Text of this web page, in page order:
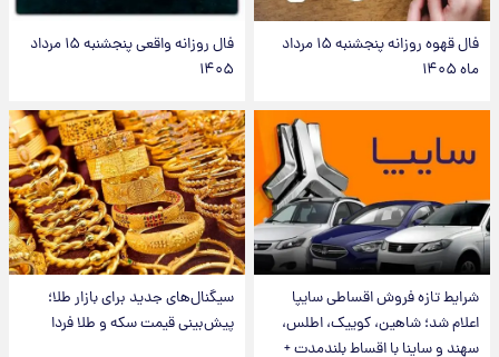
فال قهوه روزانه پنجشنبه ۱۵ مرداد
ماه ۱۴۰۵
فال روزانه واقعی پنجشنبه ۱۵ مرداد
۱۴۰۵
شرایط تازه فروش اقساطی سایپا
اعلام شد؛ شاهین، کوییک، اطلس،
سهند و ساینا با اقساط بلندمدت +
سیگنال‌های جدید برای بازار طلا؛
پیش‌بینی قیمت سکه و طلا فردا